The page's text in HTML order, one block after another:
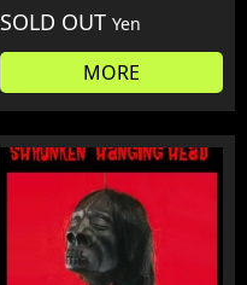
SOLD OUT Yen
MORE